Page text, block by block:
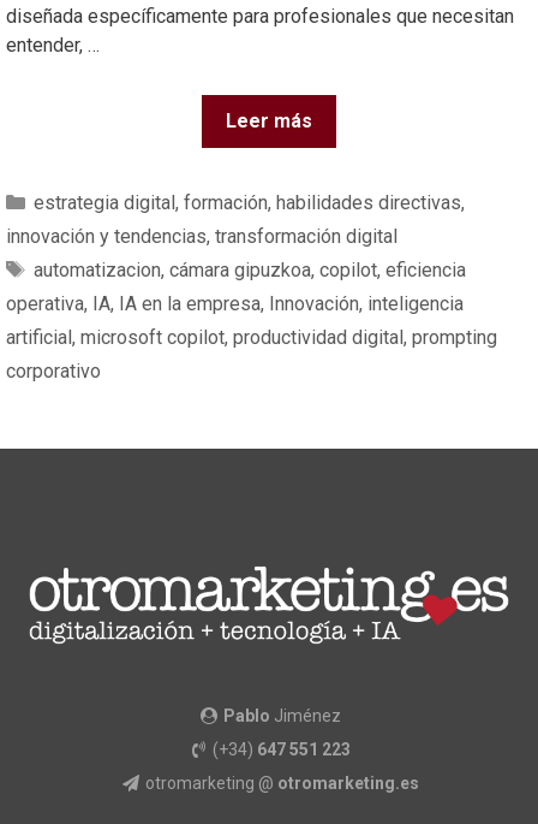
diseñada específicamente para profesionales que necesitan
entender, …
Leer más
estrategia digital, formación, habilidades directivas,
innovación y tendencias, transformación digital
automatizacion, cámara gipuzkoa, copilot, eficiencia
operativa, IA, IA en la empresa, Innovación, inteligencia
artificial, microsoft copilot, productividad digital, prompting
corporativo
Pablo Jiménez
(+34) 647 551 223
otromarketing @ otromarketing.es